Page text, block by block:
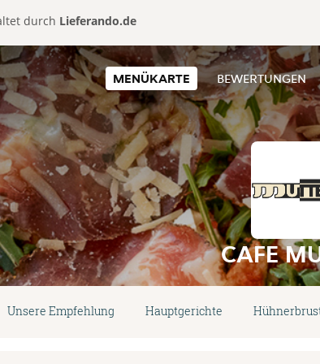
durch Lieferando.de
MENÜKARTE BEWERTUNGEN
CAFE
Unsere Empfehlung Hauptgerichte